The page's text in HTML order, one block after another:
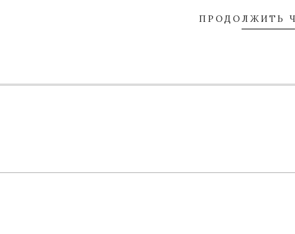
ПРОДОЛЖИТЬ